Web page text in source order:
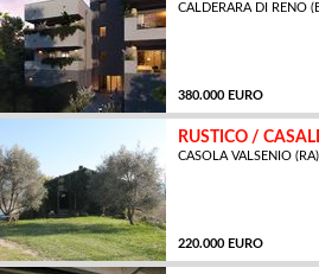
CALDERARA DI RENO
380.000 EURO
RUSTICO /
CASOLA VALSENIO (RA)
220.000 EURO